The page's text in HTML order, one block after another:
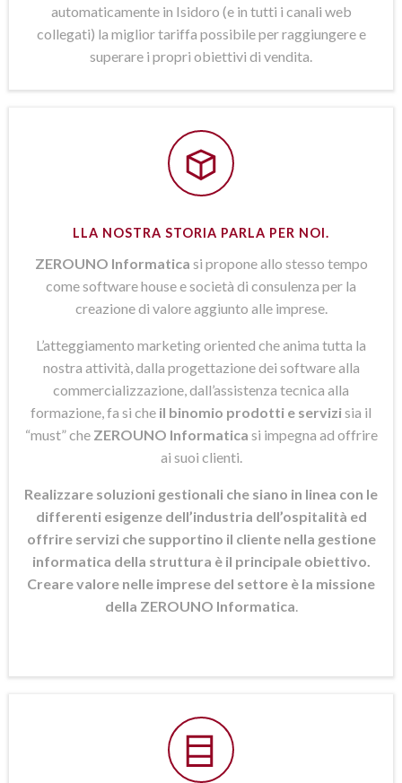
automaticamente in Isidoro (e in tutti i canali web
collegati) la miglior tariffa possibile per raggiungere e
superare i propri obiettivi di vendita.
LLA NOSTRA STORIA PARLA PER NOI.
ZEROUNO Informatica si propone allo stesso tempo
come software house e società di consulenza per la
creazione di valore aggiunto alle imprese.
L’atteggiamento marketing oriented che anima tutta la
nostra attività, dalla progettazione dei software alla
commercializzazione, dall’assistenza tecnica alla
formazione, fa si che il binomio prodotti e servizisia il
“must” che ZEROUNO Informatica si impegna ad offrire
ai suoi clienti.
Realizzare soluzioni gestionali che siano in linea con le
differenti esigenze dell’industria dell’ospitalità ed
offrire servizi che supportino il cliente nella gestione
informatica della struttura è il principale obiettivo.
Creare valore nelle imprese del settore è la missione
della ZEROUNO Informatica